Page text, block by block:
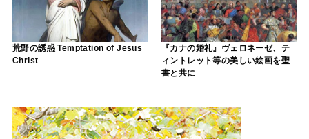
荒野の誘惑 Temptation of Jesus
Christ
『カナの婚礼』ヴェロネーゼ、テ
ィントレット等の美しい絵画を聖
書と共に